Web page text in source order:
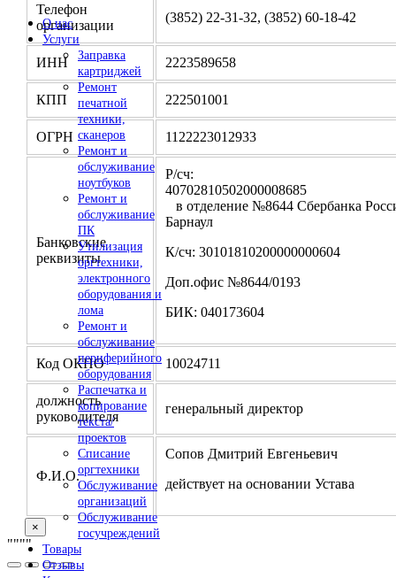
О нас
Услуги
Заправка
картриджей
Ремонт
печатной
техники,
сканеров
Ремонт и
обслуживание
ноутбуков
Ремонт и
обслуживание
ПК
Утилизация
оргтехники,
электронного
оборудования и
лома
Ремонт и
обслуживание
периферийного
оборудования
Распечатка и
копирование
текста/
проектов
Списание
оргтехники
Обслуживание
организаций
Обслуживание
госучреждений
Товары
Отзывы
Телефон
организации
(3852) 22-31-32, (3852) 60-18-42
ИНН 2223589658
КПП 222501001
ОГРН 1122223012933
Банковские
реквизиты
Р/сч:
в отделение №8644 Сбербанка
Барнаул
К/сч: 30101810200000000604
Доп.офис №8644/0193
БИК: 040173604
Код ОКПО 10024711
должность
руководителя
генеральный директор
Ф.И.О.
Сопов Дмитрий Евгеньевич
действует на основании Устава
×
""""